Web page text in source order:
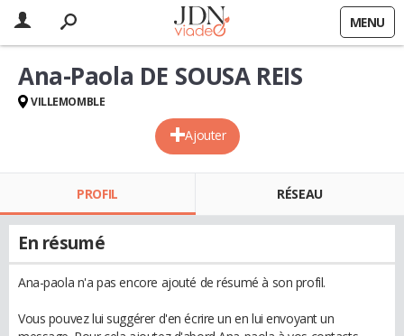
MENU
Ajouter
Ana-Paola DE SOUSA REIS
VILLEMOMBLE
PROFIL RÉSEAU
En résumé
Ana-paola n'a pas encore ajouté de résumé à son profil.
Vous pouvez lui suggérer d'en écrire un en lui envoyant un